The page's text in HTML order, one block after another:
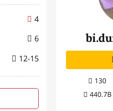
4
6
12-15
130
440.7B